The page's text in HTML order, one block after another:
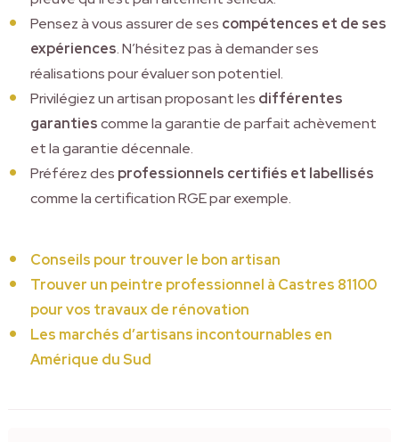
Pensez à vous assurer de ses compétences et de ses
expériences. N’hésitez pas à demander ses
réalisations pour évaluer son potentiel.
Privilégiez un artisan proposant les différentes
garantiescomme la garantie de parfait achèvement
et la garantie décennale.
Préférez des professionnels certifiés et labellisés
comme la certification RGE par exemple.
Conseils pour trouver le bon artisan
Trouver un peintre professionnel à Castres 81100
pour vos travaux de rénovation
Les marchés d’artisans incontournables en
Amérique du Sud